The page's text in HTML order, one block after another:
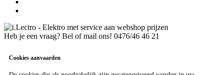
Heb je een vraag? Bel of mail ons! 0476/46 46 21
Cookies aanvaarden